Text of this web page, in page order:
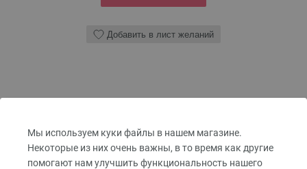
Мы используем куки файлы в нашем магазине.
Некоторые из них очень важны, в то время как другие
помогают нам улучшить функциональность нашего
Добавить в лист желаний